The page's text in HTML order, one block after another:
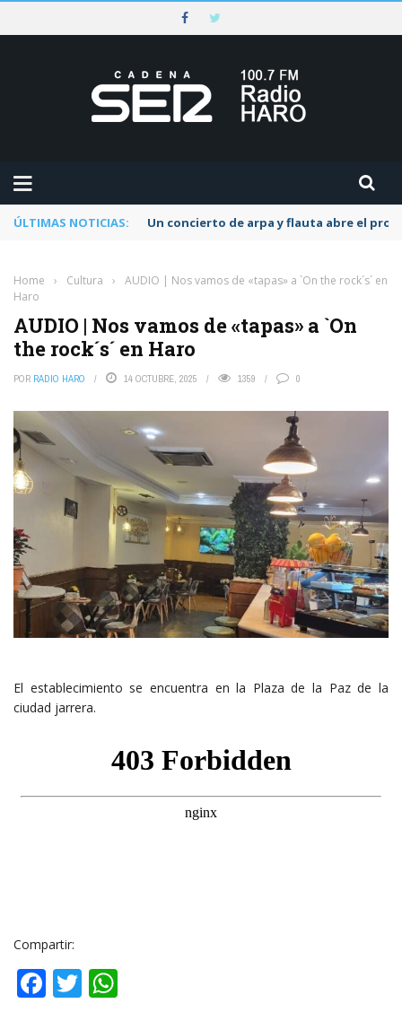
ÚLTIMAS NOTICIAS: Un concierto de arpa y flauta abre el
Home › Cultura ›
AUDIO | Nos vamos de «tapas» a `On the rock´s´ en
Haro
AUDIO | Nos vamos de «tapas» a `On
the rock´s´ en Haro
POR RADIO HARO 14 OCTUBRE, 2025 1359 0
El establecimiento se encuentra en la Plaza de la Paz de la
ciudad jarrera.
Compartir:
Facebook
Twitter